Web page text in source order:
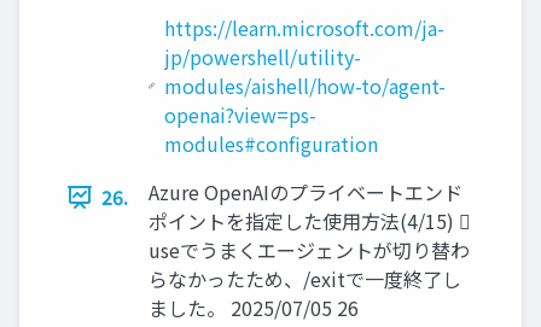
https://learn.microsoft.com/ja-
jp/powershell/utility-
modules/aishell/how-to/agent-
openai?view=ps-
modules#configuration
26.
Azure OpenAIのプライベートエンド
ポイントを指定した使用方法(4/15) 
useでうまくエージェントが切り替わ
らなかったため、/exitで一度終了し
ました。 2025/07/05 26